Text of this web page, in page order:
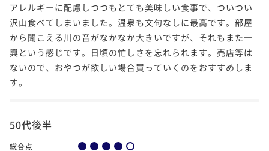
アレルギーに配慮しつつもとても美味しい食事で、ついつい
沢山食べてしまいました。温泉も文句なしに最高です。部屋
から聞こえる川の音がなかなか大きいですが、それもまた一
興という感じです。日頃の忙しさを忘れられます。売店等は
ないので、おやつが欲しい場合買っていくのをおすすめしま
す。
50代後半
総合点